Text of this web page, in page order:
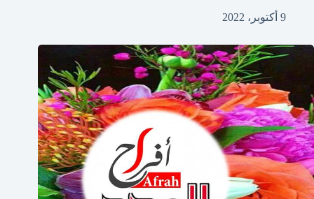
9 أكتوبر، 2022